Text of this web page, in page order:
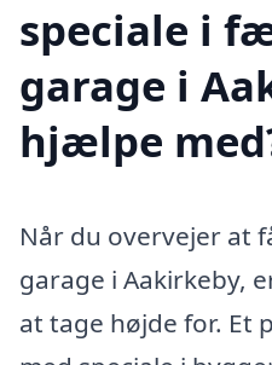
speciale i
garage i
hjælpe
Når du overvejer at
garage i Aakirkeby,
at tage højde for. Et